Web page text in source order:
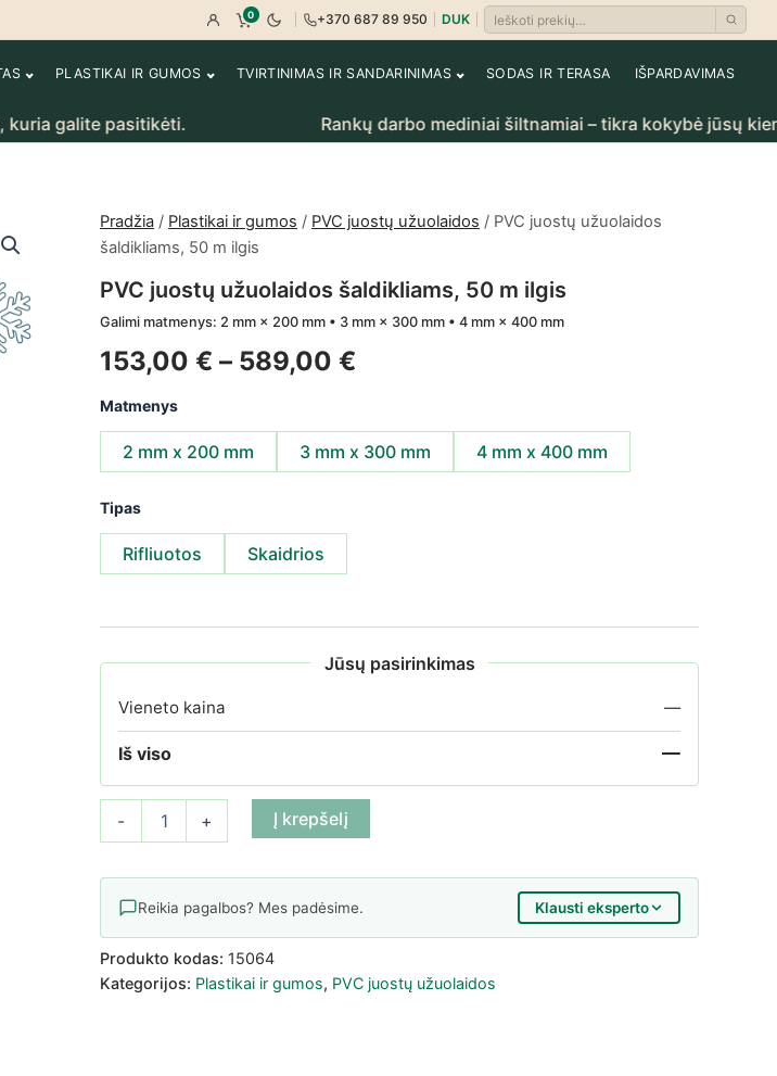
Prisijungti
0
Peržiūrėti krepšelį
+370 687 89 950 DUK Ieškoti prekių
PLASTIKAI IR GUMOS TVIRTINIMAS IR SANDARINIMAS SODAS IR TERASA IŠPARDAVIMAS
pasitikėti. Rankų darbo mediniai šiltnamiai – tikra kokybė jūsų kiemui.
Pradžia / Plastikai ir gumos / PVC juostų užuolaidos / PVC juostų užuolaidos
šaldikliams, 50 m ilgis
PVC juostų užuolaidos šaldikliams, 50 m ilgis
Galimi matmenys: 2 mm × 200 mm • 3 mm × 300 mm • 4 mm × 400 mm
153,00 € – 589,00 €
Matmenys
2 mm x 200 mm 3 mm x 300 mm 4 mm x 400 mm
Tipas
Rifliuotos Skaidrios
Jūsų pasirinkimas
Vieneto kaina —
Iš viso —
-
produkto kiekis: PVC juostų užuolaidos šaldikliams, 50 m ilgis
+ Į krepšelį
Reikia pagalbos? Mes padėsime. Klausti eksperto
Produkto kodas: 15064
Kategorijos: Plastikai ir gumos, PVC juostų užuolaidos